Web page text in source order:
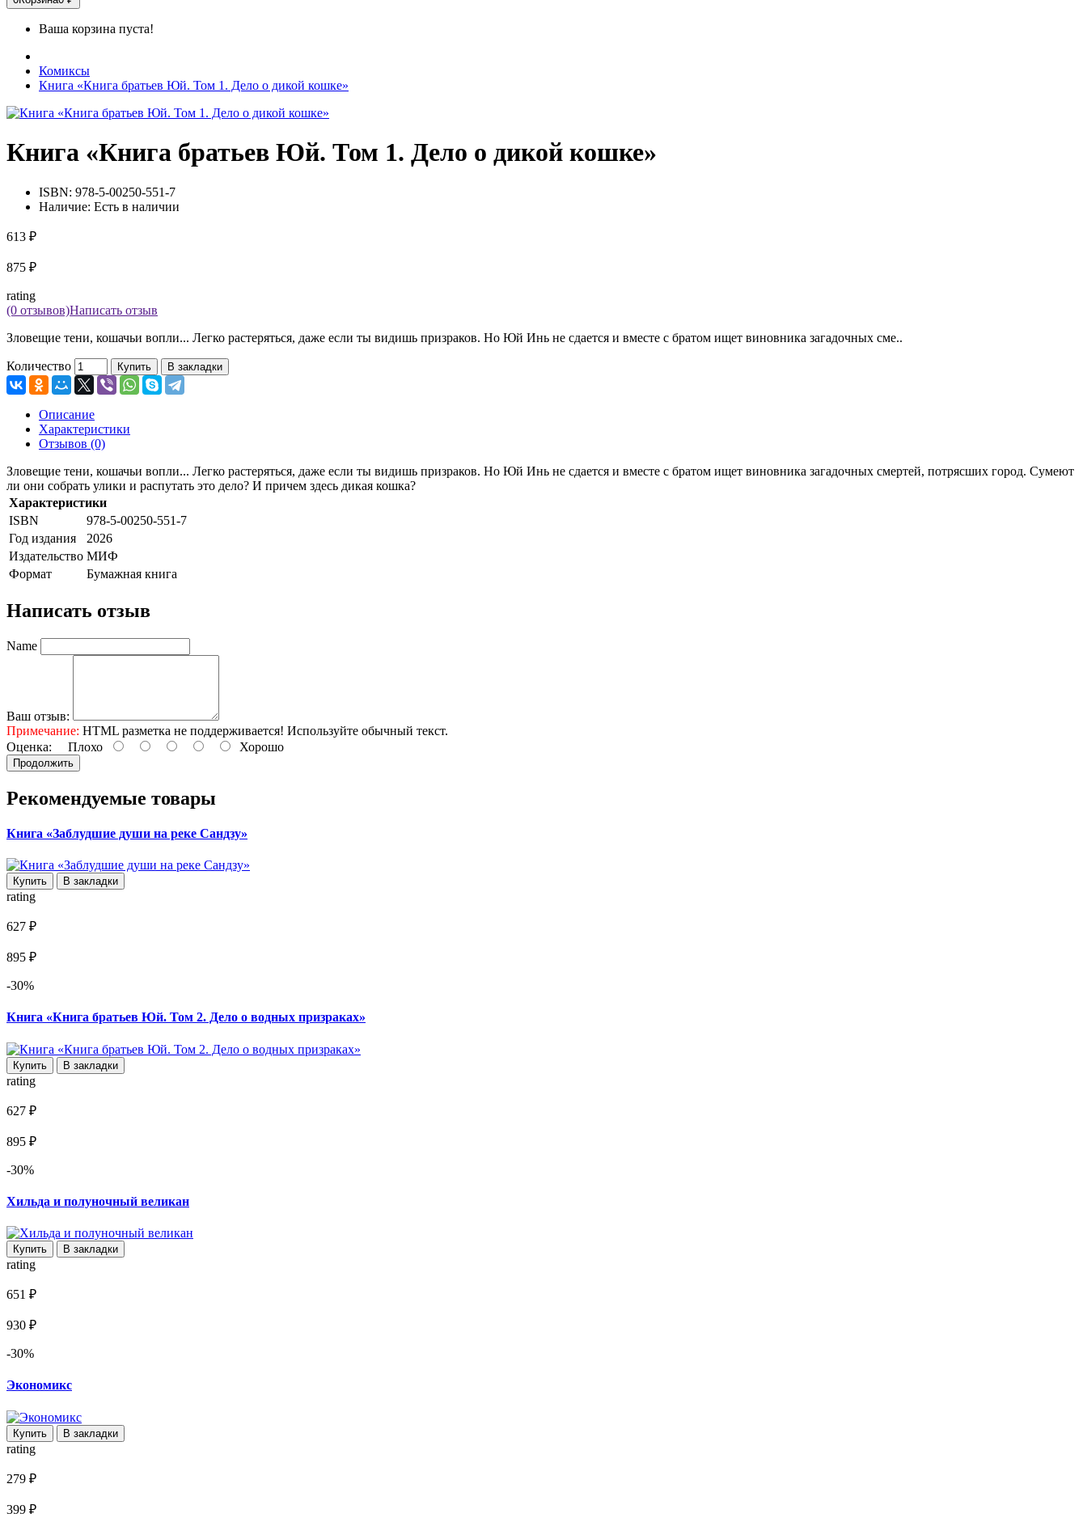
Ваша корзина пуста!
Комиксы
Книга «Книга братьев Юй. Том 1. Дело о дикой кошке»
Книга «Книга братьев Юй. Том 1. Дело о дикой кошке»
ISBN: 978-5-00250-551-7
Наличие: Есть в наличии
613 ₽
875 ₽
rating
(0 отзывов)Написать отзыв
Зловещие тени, кошачьи вопли... Легко растеряться, даже если ты видишь призраков. Но Юй Инь не сдается и вместе с братом ищет виновника загадочных сме..
Количество Купить В закладки
Описание
Характеристики
Отзывов (0)
Зловещие тени, кошачьи вопли... Легко растеряться, даже если ты видишь призраков. Но Юй Инь не сдается и вместе с братом ищет виновника загадочных смертей, потрясших город. Сумеют
ли они собрать улики и распутать это дело? И причем здесь дикая кошка?
Характеристики
ISBN
978-5-00250-551-7
Год издания
2026
Издательство МИФ
Формат
Бумажная книга
Написать отзыв
Name
Ваш отзыв:
Примечание: HTML разметка не поддерживается! Используйте обычный текст.
Оценка: Плохо Хорошо
Продолжить
Рекомендуемые товары
Книга «Заблудшие души на реке Сандзу»
Купить В закладки
rating
627 ₽
895 ₽
-30%
Книга «Книга братьев Юй. Том 2. Дело о водных призраках»
Купить В закладки
rating
627 ₽
895 ₽
-30%
Хильда и полуночный великан
Купить В закладки
rating
651 ₽
930 ₽
-30%
Экономикс
Купить В закладки
rating
279 ₽
399 ₽